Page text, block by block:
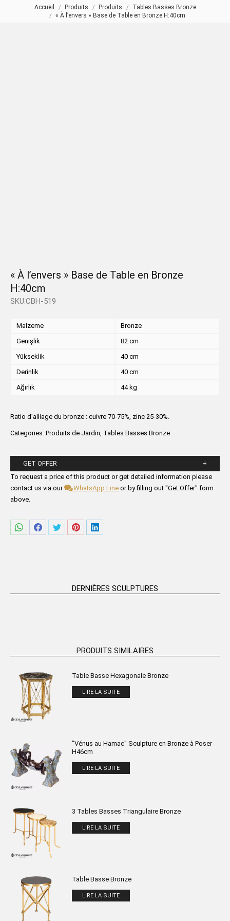
Vous êtes ici :
Accueil Produits Produits
Tables Basses Bronze
« À l’envers » Base de Table en Bronze H:40cm
« À l’envers » Base de Table en Bronze
H:40cm
SKU:CBH-519
Malzeme
Bronze
Genişlik
82 cm
Yükseklik
40 cm
Derinlik
40 cm
Ağırlık
44 kg
Ratio d’alliage du bronze : cuivre 70-75%, zinc 25-30%.
Categories: Produits de Jardin, Tables Basses Bronze
GET OFFER
Please fill in the form fields below.
To request a price of this product or get detailed information please
contact us via our
WhatsApp Line or by filling out "Get Offer" form
above.
PartagerPartagerPartagerPartagerPartager
DERNIÈRES SCULPTURES
PRODUITS SIMILAIRES
Table Basse Hexagonale Bronze
LIRE LA SUITE
"Vénus au Hamac" Sculpture en Bronze à Poser
H46cm
LIRE LA SUITE
3 Tables Basses Triangulaire Bronze
LIRE LA SUITE
Table Basse Bronze
LIRE LA SUITE